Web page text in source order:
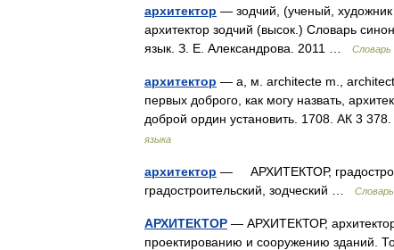
архитектор — зодчий, (ученый, художник
архитектор зодчий (высок.) Словарь
язык. З. Е. Александрова. 2011 …
Словарь
архитектор — а, м. architecte m.,
первых доброго, как могу назвать,
доброй ордин установить. 1708. АК 3
языка
архитектор — АРХИТЕКТОР,
градостроительский, зодческий …
АРХИТЕКТОР — АРХИТЕКТОР,
проектированию и сооружению зданий.